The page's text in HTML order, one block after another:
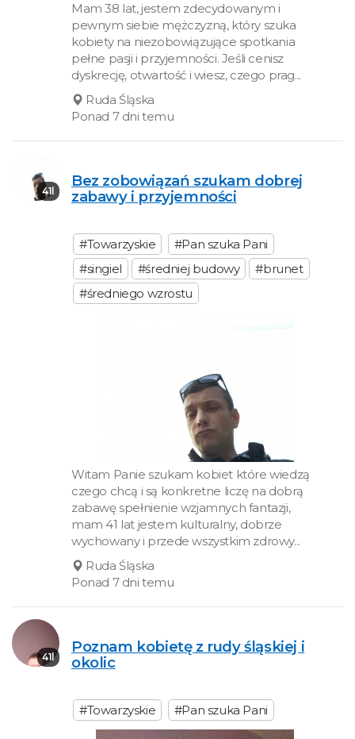
Mam 38 lat, jestem zdecydowanym i
pewnym siebie mężczyzną, który szuka
kobiety na niezobowiązujące spotkania
pełne pasji i przyjemności. Jeśli cenisz
dyskrecję, otwartość i wiesz, czego prag...
Ruda Śląska
Ponad 7 dni temu
41l
Bez zobowiązań szukam dobrej
zabawy i przyjemności
#Towarzyskie
#Pan szuka Pani
#singiel
#średniej budowy
#brunet
#średniego wzrostu
Witam Panie szukam kobiet które wiedzą
czego chcą i są konkretne liczę na dobrą
zabawę spełnienie wzjamnych fantazji,
mam 41 lat jestem kulturalny, dobrze
wychowany i przede wszystkim zdrowy...
Ruda Śląska
Ponad 7 dni temu
41l
Poznam kobietę z rudy śląskiej i
okolic
#Towarzyskie #Pan szuka Pani